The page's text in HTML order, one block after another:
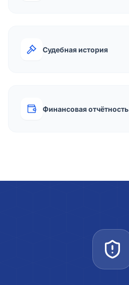
Судебная история
Финансовая отчётность